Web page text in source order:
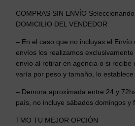
COMPRAS SIN ENVÍO
DOMICILIO DEL VENDEDOR
– En el caso que no incluyas el Envío
envíos los realizamos
envío al retirar en agencia o si recibe
varía por peso y tamaño, lo establece
– Demora aproximada entre 24 y
país, no incluye sábados domingos y
TMO TU MEJOR OPCIÓN